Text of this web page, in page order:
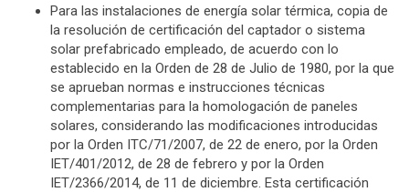
Para las instalaciones de energía solar térmica, copia de
la resolución de certificación del captador o sistema
solar prefabricado empleado, de acuerdo con lo
establecido en la Orden de 28 de Julio de 1980, por la que
se aprueban normas e instrucciones técnicas
complementarias para la homologación de paneles
solares, considerando las modificaciones introducidas
por la Orden ITC/71/2007, de 22 de enero, por la Orden
IET/401/2012, de 28 de febrero y por la Orden
IET/2366/2014, de 11 de diciembre. Esta certificación